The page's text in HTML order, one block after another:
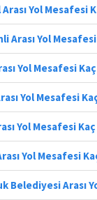
Yol Mesafesi
Arası Yol
Yol Mesafesi
Yol Mesafesi
Yol Mesafesi
Yol Mesafesi
Belediyesi Arası